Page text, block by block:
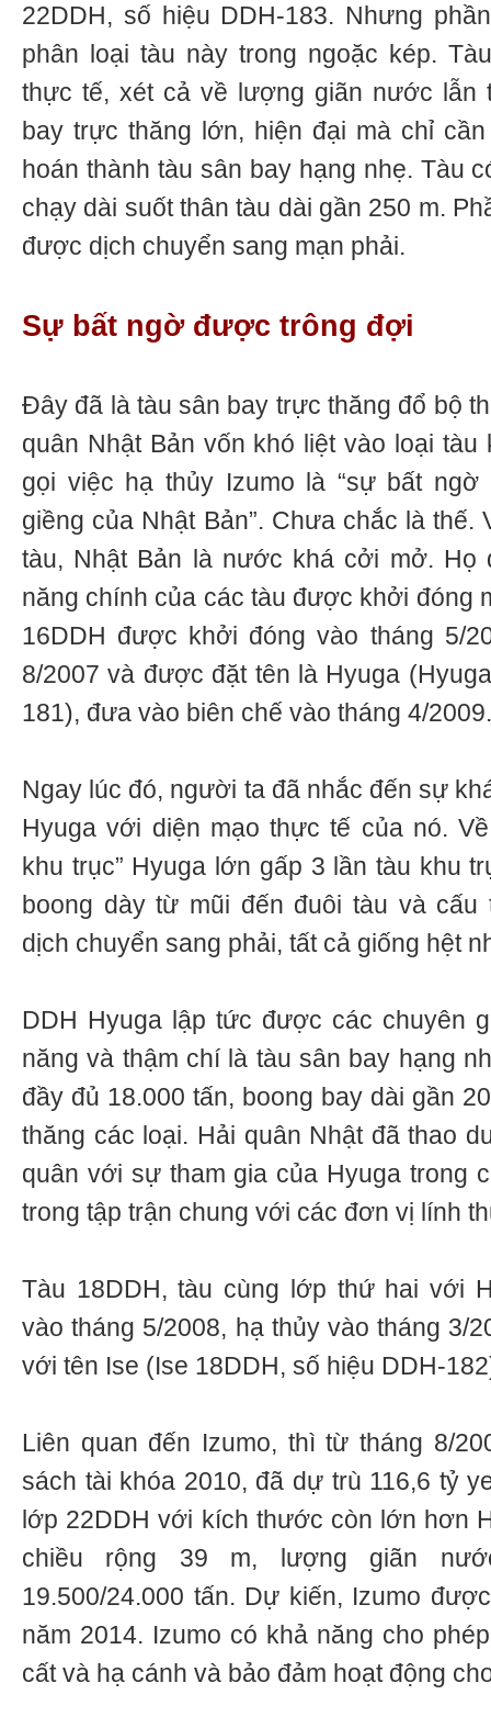
22DDH, số hiệu DDH-183. Nhưng
phân loại tàu này trong ngoặc kép.
thực tế, xét cả về lượng giãn nước lẫn
bay trực thăng lớn, hiện đại mà chỉ
hoán thành tàu sân bay hạng nhẹ. Tàu
chạy dài suốt thân tàu dài gần 250 m.
được dịch chuyển sang mạn phải.
Sự bất ngờ được trông đợi
Đây đã là tàu sân bay trực thăng đổ bộ
quân Nhật Bản vốn khó liệt vào loại
gọi việc hạ thủy Izumo là “sự bất
giềng của Nhật Bản”. Chưa chắc là thế.
tàu, Nhật Bản là nước khá cởi mở. Họ
năng chính của các tàu được khởi đóng
16DDH được khởi đóng vào tháng 5/
8/2007 và được đặt tên là Hyuga
181), đưa vào biên chế vào tháng 4/2009.
Ngay lúc đó, người ta đã nhắc đến sự
Hyuga với diện mạo thực tế của nó.
khu trục” Hyuga lớn gấp 3 lần tàu khu
boong dày từ mũi đến đuôi tàu và
dịch chuyển sang phải, tất cả giống hệt
DDH Hyuga lập tức được các chuyên
năng và thậm chí là tàu sân bay hạng
đầy đủ 18.000 tấn, boong bay dài gần
thăng các loại. Hải quân Nhật đã thao
quân với sự tham gia của Hyuga trong
trong tập trận chung với các đơn vị lính
Tàu 18DDH, tàu cùng lớp thứ hai với
vào tháng 5/2008, hạ thủy vào tháng 3/
với tên Ise (Ise 18DDH, số hiệu DDH-
Liên quan đến Izumo, thì từ tháng 8/
sách tài khóa 2010, đã dự trù 116,6 tỷ
lớp 22DDH với kích thước còn lớn hơn
chiều rộng 39 m, lượng giãn
19.500/24.000 tấn. Dự kiến, Izumo
năm 2014. Izumo có khả năng cho
cất và hạ cánh và bảo đảm hoạt động